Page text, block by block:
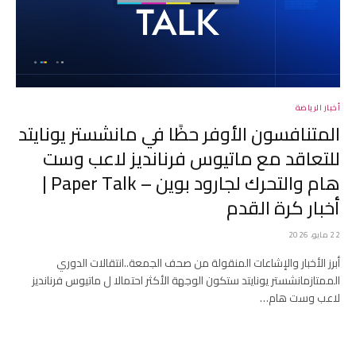
أخبار الرياضة
المتنافسون الأوفر حظًا في مانشستر يونايتد
للتعاقد مع ماتيوس فرنانديز لاعب وست
هام والتحرك لجارود بوين – Paper Talk |
أخبار كرة القدم
22 مايو، 2026
أبرز الأخبار والإشاعات المنقولة من صحف الجمعة..انتقالات الدوري
الممتازمانشستر يونايتد ستكون الوجهة الأكثر احتمالا ل ماتيوس فرنانديز
لاعب وست هام…